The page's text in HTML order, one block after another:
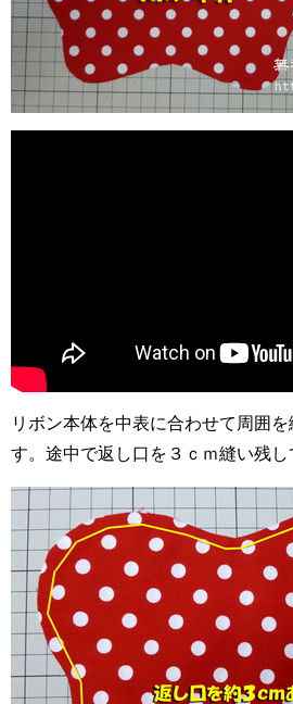
リボン本体を中表に合わせて周囲
す。途中で返し口を３ｃｍ縫い残し